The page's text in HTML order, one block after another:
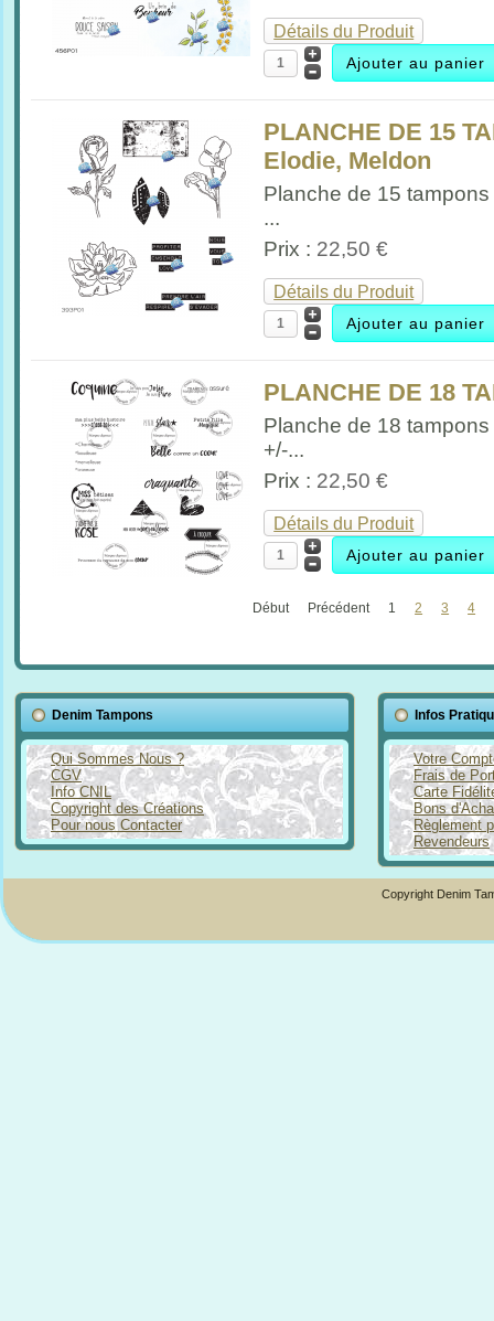
Détails du Produit
PLANCHE DE 15
Elodie, Meldon
Planche de 15
...
Prix : 22,50 €
Détails du Produit
PLANCHE DE 18
Planche de 18 tampons
+/-...
Prix : 22,50 €
Détails du Produit
Début Précédent 1 2 3 4
Denim Tampons
Qui Sommes Nous ?
CGV
Info CNIL
Copyright des Créations
Pour nous Contacter
Infos
Votre
Frais de
Carte
Bons
Règlement
Revendeurs
Copyright Denim